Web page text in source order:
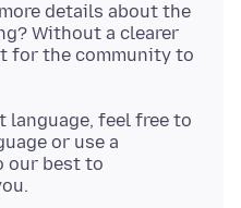
details about the
Without a clearer
for the community to
language, feel free to
or use a
our best to